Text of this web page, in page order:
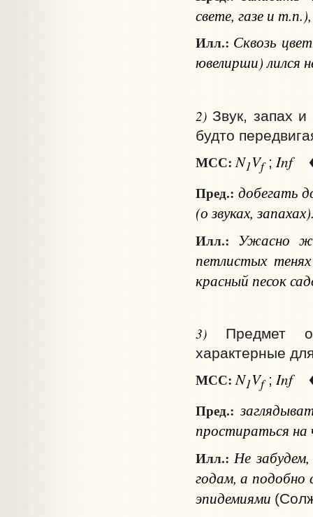
свете, газе и
Илл.: Сквозь
ювелирши) лился
2) Звук, запах и
будто
МСС: N1Vf; Inf
Пред.: добегать
(о звуках,
Илл.: Ужасно
петлистых
красный песок
3)
Предмет
характерные
МСС: N1Vf; Inf
Пред.:
простираться на
Илл.: Не
годам, а подобно
эпидемиями